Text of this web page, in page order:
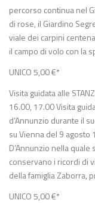
percorso continua nel
di rose, il Giardino
viale dei carpini
il campo di volo con la
UNICO 5,00 €*
Visita guidata alle
16.00, 17.00 Visita
d’Annunzio durante il
su Vienna del 9 agosto
D’Annunzio nella
conservano i ricordi di
della famiglia Zaborra,
UNICO 5,00 €*